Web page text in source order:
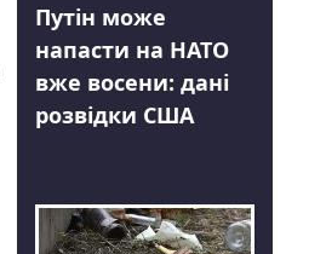
Путін може
напасти на НАТО
вже восени: дані
розвідки США